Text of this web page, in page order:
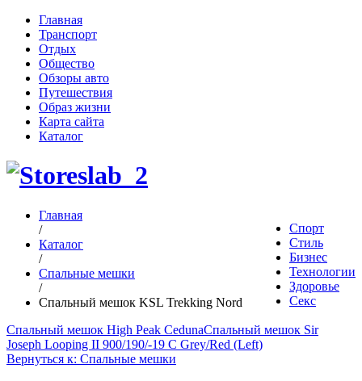
Главная
Транспорт
Отдых
Общество
Обзоры авто
Путешествия
Образ жизни
Карта сайта
Каталог
Спорт
Стиль
Бизнес
Технологии
Здоровье
Секс
Главная
/
Каталог
/
Спальные мешки
/
Спальный мешок KSL Trekking Nord
Спальный мешок High Peak CedunaСпальный мешок Sir
Joseph Looping II 900/190/-19 C Grey/Red (Left)
Вернуться к: Спальные мешки